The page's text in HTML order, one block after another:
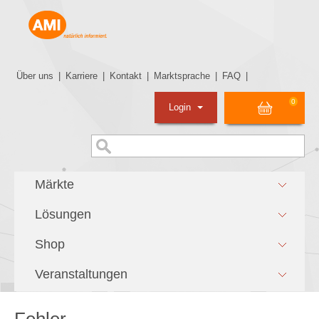
Über uns Karriere Kontakt Marktsprache FAQ
0
Login
Märkte
Lösungen
Shop
Veranstaltungen